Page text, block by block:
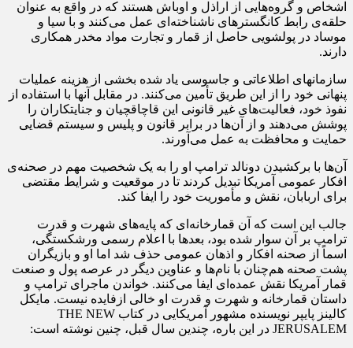
اشخاص و گروه‌هایی از اراذل و اوباش هستند که در واقع به عنوان
حلقه‌ی رابط کانگسترهای ناشناخته‌ای عمل می‌کنند و با سیا و
موساد در پولشویی حاصل از قمار و تجارت مواد مخدر همکاری
دارند.
سازمانهای اطلاعاتی و جاسوسی یاد شده بخشی از هزینه عملیات
پنهانی خود را از این طریق تأمین می‌کنند. در مقابل آنها با استفاده از
نفوذ خود، فعالیت‌های غیر قانونی این قاچاقچیان و جنایتکاران را
پوشش می‌دهند و از آن‌ها در برابر قانون و پلیس و سیستم قضایی
حمایت و محافظت به عمل می‌آورند.
آن‌ها با برکشیدن دونالد ترامپ او را به یک شخصیت مهم در صحنه‌ی
افکار عمومی آمریکا تبدیل کردند تا در موقعیت و شرایط مقتضی
برای اربابان، نقش و مأموریت خود را ایفا کند.
جالب این است که آن قمارخانه‌ای که پایه‌های شهرت و قدرت
ترامپ بر آن سوار شده بود، بعدها با اعلام رسمی ورشکستگی،
اسماً از صحنه افکار و اذهان عمومی حذف شد اما او و بازیگران
پشت صحنه هم‌چنان با نام‌ها و عناوین دیگر در عرصه پول و صنعت
قمار آمریکا نقش عمده‌ای ایفا می‌کنند. خواندن ماجرای ترامپ و
داستان قمارخانه و شهرت و قدرت او خالی ازفایده نیست. مایکل
کالینز پایپر نویسنده مشهور آمریکایی در کتاب THE NEW
JERUSALEM در این باره، چندین سال قبل، چنین نوشته است: